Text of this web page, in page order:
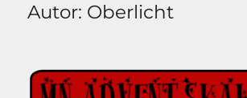
Autor: Oberlicht